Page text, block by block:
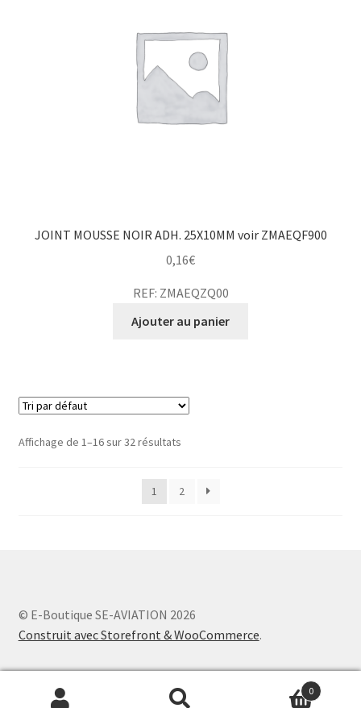
JOINT MOUSSE NOIR ADH. 25X10MM voir ZMAEQF900
0,16€
REF: ZMAEQZQ00
Ajouter au panier
Affichage de 1–16 sur 32 résultats
1 2
© E-Boutique SE-AVIATION 2026
Construit avec Storefront & WooCommerce.
0